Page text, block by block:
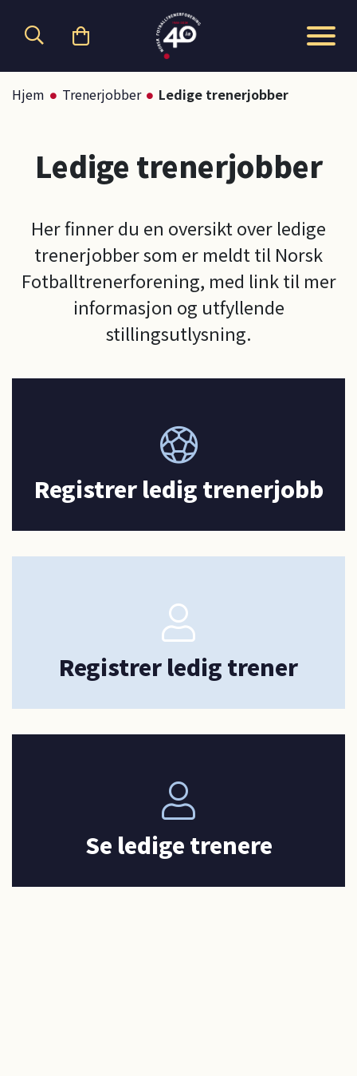
Hjem Trenerjobber Ledige trenerjobber
Ledige trenerjobber
Her finner du en oversikt over ledige
trenerjobber som er meldt til Norsk
Fotballtrenerforening, med link til mer
informasjon og utfyllende
stillingsutlysning.
Registrer ledig trenerjobb
Registrer ledig trener
Se ledige trenere